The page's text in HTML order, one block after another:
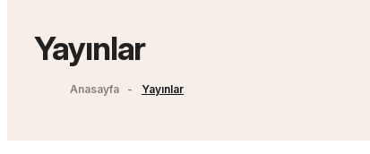
Yayınlar
Anasayfa Yayınlar